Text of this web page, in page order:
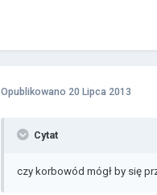
Opublikowano 20 Lipca 2013
Cytat
czy korbowód mógł by się